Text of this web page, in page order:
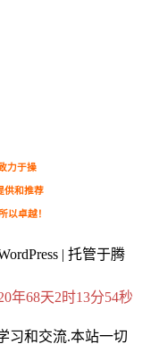
力于操
供和推荐
以卓越！
| 托管于腾
年68天2时13分55秒
习和交流.本站一切